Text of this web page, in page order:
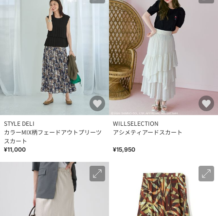
STYLE DELI
カラーMIX柄フェードアウトプリーツ
スカート
¥11,000
WILLSELECTION
アシメティアードスカート
¥15,950